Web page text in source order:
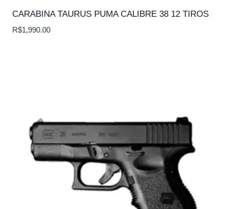
CARABINA TAURUS PUMA CALIBRE 38 12 TIROS
R$1,990.00